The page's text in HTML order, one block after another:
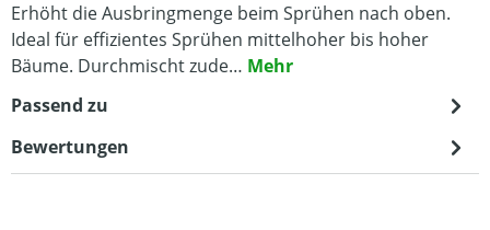
Erhöht die Ausbringmenge beim Sprühen nach oben.
Ideal für effizientes Sprühen mittelhoher bis hoher
Bäume. Durchmischt zude… Mehr
Passend zu
Bewertungen